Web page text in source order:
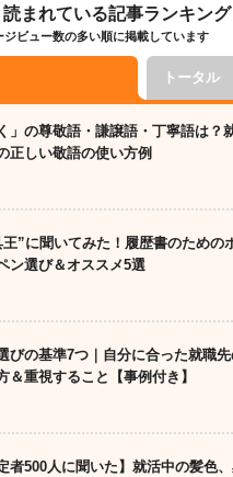
読まれている記事ランキング
ビュー数の多い順に掲載しています
トータル
」の尊敬語・謙譲語・丁寧語は？
正しい敬語の使い方例
王”に聞いてみた！履歴書のための
ン選び＆オススメ5選
びの基準7つ｜自分に合った就職
＆重視すること【事例付き】
定者500人に聞いた】就活中の髪色